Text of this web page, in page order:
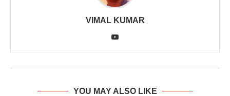
VIMAL KUMAR
YOU MAY ALSO LIKE